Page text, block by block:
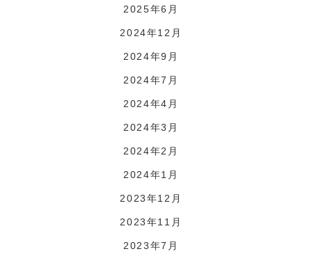
2025年6月
2024年12月
2024年9月
2024年7月
2024年4月
2024年3月
2024年2月
2024年1月
2023年12月
2023年11月
2023年7月